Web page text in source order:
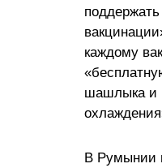
каждому
шашлыка и
В Румынии